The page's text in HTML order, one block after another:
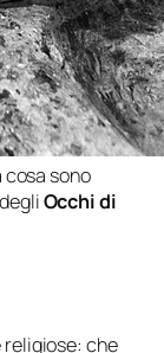
cosa sono
Occhi di
che